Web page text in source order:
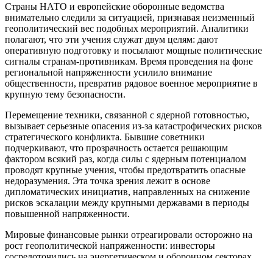
Страны НАТО и европейские оборонные ведомства
внимательно следили за ситуацией, признавая неизменный
геополитический вес подобных мероприятий. Аналитики
полагают, что эти учения служат двум целям: дают
оперативную подготовку и посылают мощные политические
сигналы странам-противникам. Время проведения на фоне
региональной напряженности усилило внимание
общественности, превратив рядовое военное мероприятие в
крупную тему безопасности.
Перемещение техники, связанной с ядерной готовностью,
вызывает серьезные опасения из-за катастрофических рисков
стратегического конфликта. Бывшие советники
подчеркивают, что прозрачность остается решающим
фактором всякий раз, когда силы с ядерным потенциалом
проводят крупные учения, чтобы предотвратить опасные
недоразумения. Эта точка зрения лежит в основе
дипломатических инициатив, направленных на снижение
рисков эскалации между крупными державами в периоды
повышенной напряженности.
Мировые финансовые рынки отреагировали осторожно на
рост геополитической напряженности: инвесторы